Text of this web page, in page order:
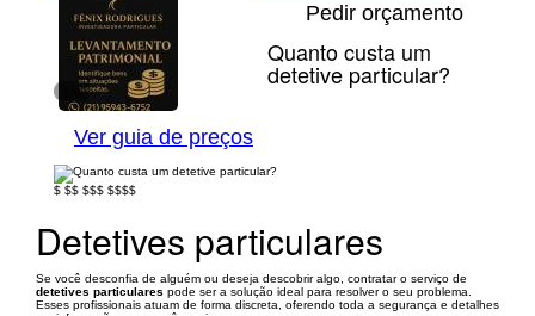
1/8
Pedir orçamento
Quanto custa um
detetive particular?
Ver guia de preços
$ $$ $$$ $$$$
Detetives particulares
Se você desconfia de alguém ou deseja descobrir algo, contratar o serviço de
detetives particulares pode ser a solução ideal para resolver o seu problema.
Esses profissionais atuam de forma discreta, oferendo toda a segurança e detalhes